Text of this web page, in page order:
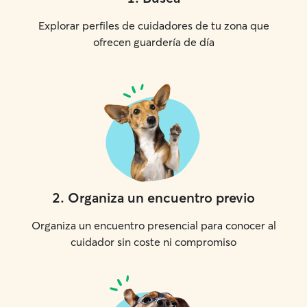
Explorar perfiles de cuidadores de tu zona que
ofrecen guardería de día
2. Organiza un encuentro previo
Organiza un encuentro presencial para conocer al
cuidador sin coste ni compromiso